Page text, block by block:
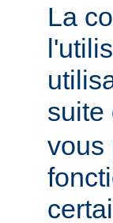
La
suite
vous